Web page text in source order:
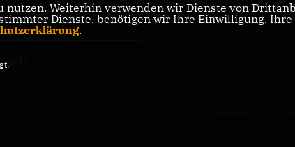
nutzen. Weiterhin verwenden wir Dienste von
Dienste, benötigen wir Ihre Einwilligung.
.